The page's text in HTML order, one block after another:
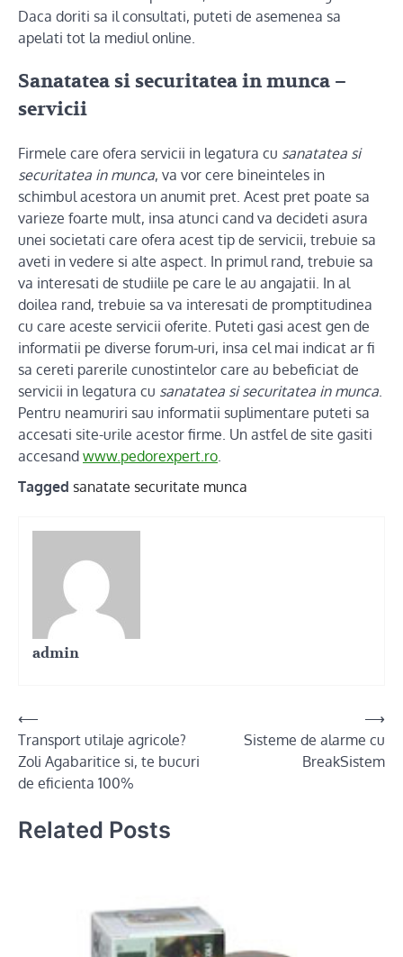
Daca doriti sa il consultati, puteti de asemenea sa
apelati tot la mediul online.
Sanatatea si securitatea in munca –
servicii
Firmele care ofera servicii in legatura cu sanatatea si
securitatea in munca, va vor cere bineinteles in
schimbul acestora un anumit pret. Acest pret poate sa
varieze foarte mult, insa atunci cand va decideti asura
unei societati care ofera acest tip de servicii, trebuie sa
aveti in vedere si alte aspect. In primul rand, trebuie sa
va interesati de studiile pe care le au angajatii. In al
doilea rand, trebuie sa va interesati de promptitudinea
cu care aceste servicii oferite. Puteti gasi acest gen de
informatii pe diverse forum-uri, insa cel mai indicat ar fi
sa cereti parerile cunostintelor care au bebeficiat de
servicii in legatura cu sanatatea si securitatea in munca
Pentru neamuriri sau informatii suplimentare puteti sa
accesati site-urile acestor firme. Un astfel de site gasiti
accesand www.pedorexpert.ro
Tagged sanatate securitate munca
admin
Post
navigation
⟵
Transport utilaje agricole?
Zoli Agabaritice si, te bucuri
de eficienta 100%
Sisteme de alarme cu
BreakSistem
⟶
Related Posts